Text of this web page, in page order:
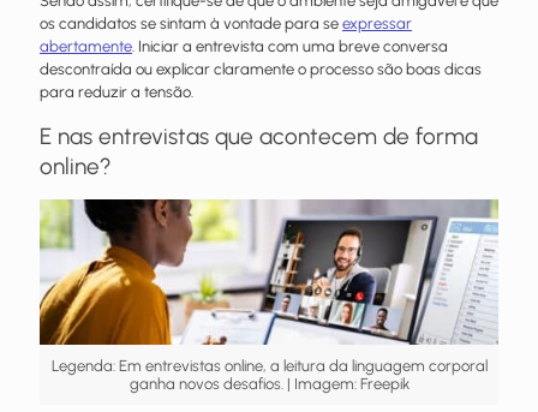
os candidatos se sintam à vontade para se expressar
abertamente. Iniciar a entrevista com uma breve conversa
descontraída ou explicar claramente o processo são boas dicas
para reduzir a tensão.
E nas entrevistas que acontecem de forma
online?
Legenda: Em entrevistas online, a leitura da linguagem corporal
ganha novos desafios. | Imagem: Freepik